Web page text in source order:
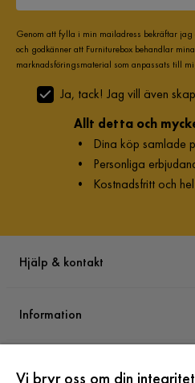
Genom att fylla i min mailadress bekräftar
och godkänner att Furniturebox behandlar
marknadsföringsmaterial som anpassats till
Ja, tack! Jag vill även
Allt detta och
• Dina köp samlade
• Personliga
• Kostnadsfritt och
Hjälp & kontakt
Information
Vi bryr oss om din integritet